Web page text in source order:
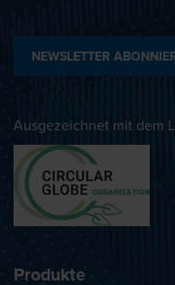
NEWSLETTER
Ausgezeichnet mit dem
Produkte